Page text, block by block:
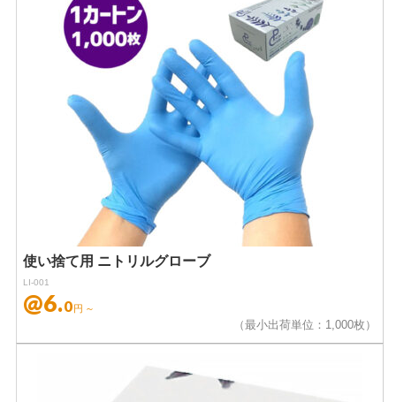
使い捨て用 ニトリルグローブ
LI-001
@6.0 円～
（最小出荷単位：1,000枚）